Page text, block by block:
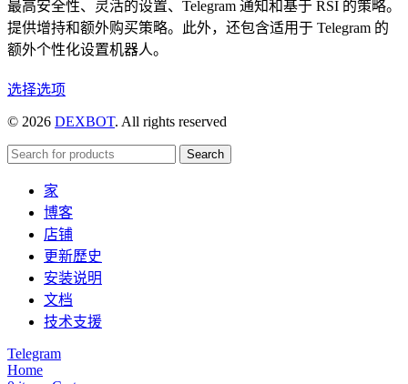
最高安全性、灵活的设置、Telegram 通知和基于 RSI 的策略。
提供增持和额外购买策略。此外，还包含适用于 Telegram 的
额外个性化设置机器人。
选择选项本
品
有
变
体。
可
在
产
品
© 2026 DEXBOT. All rights reserved
Search
家
博客
店铺
更新歷史
安装说明
文档
技术支援
Telegram
Home